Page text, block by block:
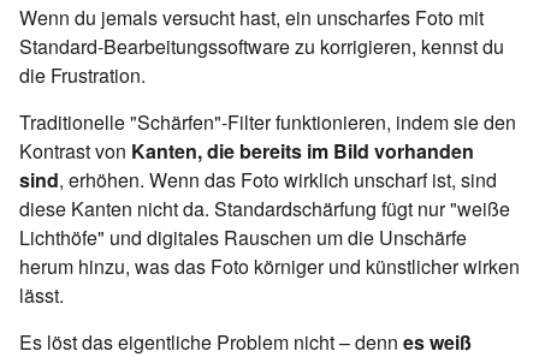
Wenn du jemals versucht hast, ein unscharfes Foto mit
Standard-Bearbeitungssoftware zu korrigieren, kennst du
die Frustration.
Traditionelle "Schärfen"-Filter funktionieren, indem sie den
Kontrast von Kanten, die bereits im Bild vorhanden
sind, erhöhen. Wenn das Foto wirklich unscharf ist, sind
diese Kanten nicht da. Standardschärfung fügt nur "weiße
Lichthöfe" und digitales Rauschen um die Unschärfe
herum hinzu, was das Foto körniger und künstlicher wirken
lässt.
Es löst das eigentliche Problem nicht – denn es weiß